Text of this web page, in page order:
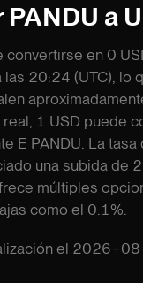
a
convertirse en 0
20:24 (UTC), lo
1 USD puede
E PANDU. La tasa
una subida de
múltiples
como el 0.1%.
el 2026-